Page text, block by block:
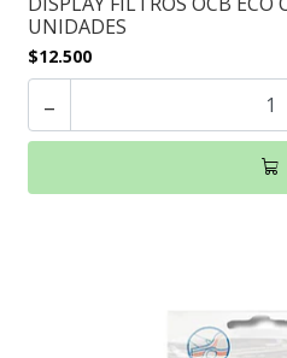
UNIDADES
$12.500
-